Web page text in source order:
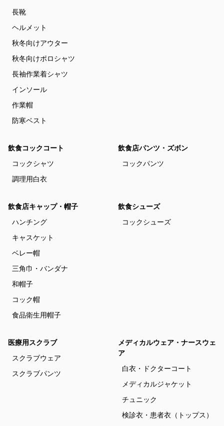
長靴
ヘルメット
秋冬向けアウター
秋冬向けポロシャツ
長袖作業着シャツ
インソール
作業帽
防寒ベスト
飲食コックコート
コックシャツ
調理用白衣
飲食店パンツ・ズボン
コックパンツ
飲食店キャップ・帽子
ハンチング
キャスケット
ベレー帽
三角巾・バンダナ
和帽子
コック帽
食品衛生用帽子
飲食シューズ
コックシューズ
医療用スクラブ
スクラブウェア
スクラブパンツ
メディカルウェア・ナースウェ
ア
白衣・ドクターコート
メディカルジャケット
チュニック
検診衣・患者衣（トップス）